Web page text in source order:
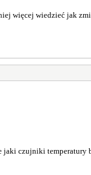
więcej wiedzieć jak
czujniki temperatury